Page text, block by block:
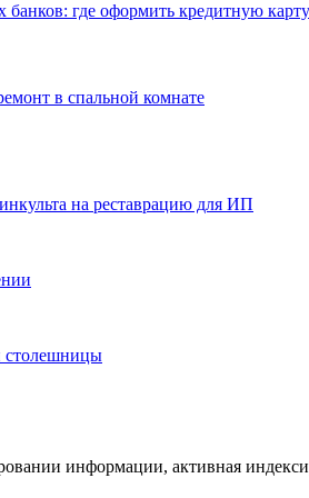
где оформить кредитную карту
в спальной комнате
на реставрацию для ИП
столешницы
информации, активная